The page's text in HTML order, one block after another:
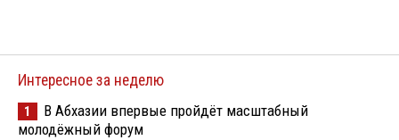
Интересное за неделю
1
В Абхазии впервые пройдёт масштабный
молодёжный форум